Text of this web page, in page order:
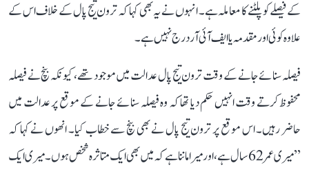
کے فیصلے کو پلٹنے کا معاملہ ہے۔ انہوں نے یہ بھی کہا کہ ترون تیج پال کے خلاف اس کے
علاوہ کوئی اور مقدمہ یا ایف آئی آر درج نہیں ہے۔
فیصلہ سنائے جانے کے وقت ترون تیج پال عدالت میں موجود تھے، کیونکہ بنچ نے فیصلہ
محفوظ کرتے وقت انہیں حکم دیا تھا کہ وہ فیصلہ سنائے جانے کے موقع پر عدالت میں
حاضر رہیں۔ اس موقع پر ترون تیج پال نے بھی بنچ سے خطاب کیا۔ انھوں نے کہا کہ
’’میری عمر 62 سال ہے، اور میرا ماننا ہے کہ میں بھی ایک متاثرہ شخص ہوں۔ میری ایک